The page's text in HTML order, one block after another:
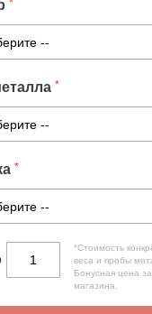
*Стоимость
веса и пробы
Бонусная цена
магазина.